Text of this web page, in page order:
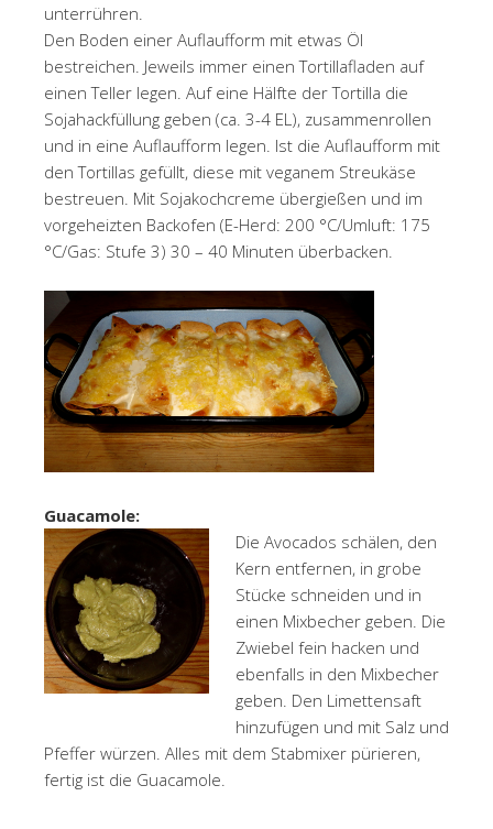
unterrühren.
Den Boden einer Auflaufform mit etwas Öl
bestreichen. Jeweils immer einen Tortillafladen auf
einen Teller legen. Auf eine Hälfte der Tortilla die
Sojahackfüllung geben (ca. 3-4 EL), zusammenrollen
und in eine Auflaufform legen. Ist die Auflaufform mit
den Tortillas gefüllt, diese mit veganem Streukäse
bestreuen. Mit Sojakochcreme übergießen und im
vorgeheizten Backofen (E-Herd: 200 °C/Umluft: 175
°C/Gas: Stufe 3) 30 – 40 Minuten überbacken.
Guacamole:
Die Avocados schälen, den
Kern entfernen, in grobe
Stücke schneiden und in
einen Mixbecher geben. Die
Zwiebel fein hacken und
ebenfalls in den Mixbecher
geben. Den Limettensaft
hinzufügen und mit Salz und
Pfeffer würzen. Alles mit dem Stabmixer pürieren,
fertig ist die Guacamole.